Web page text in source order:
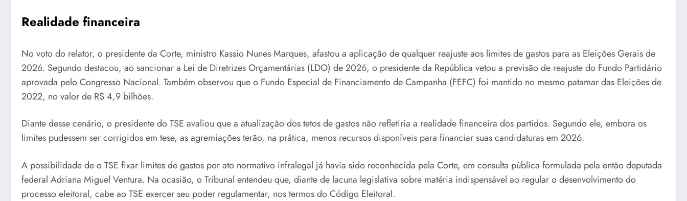
Realidade financeira
No voto do relator, o presidente da Corte, ministro Kassio Nunes Marques, afastou a aplicação de qualquer reajuste aos limites de gastos para as Eleições Gerais de
2026. Segundo destacou, ao sancionar a Lei de Diretrizes Orçamentárias (LDO) de 2026, o presidente da República vetou a previsão de reajuste do Fundo Partidário
aprovada pelo Congresso Nacional. Também observou que o Fundo Especial de Financiamento de Campanha (FEFC) foi mantido no mesmo patamar das Eleições de
2022, no valor de R$ 4,9 bilhões.
Diante desse cenário, o presidente do TSE avaliou que a atualização dos tetos de gastos não refletiria a realidade financeira dos partidos. Segundo ele, embora os
limites pudessem ser corrigidos em tese, as agremiações terão, na prática, menos recursos disponíveis para financiar suas candidaturas em 2026.
A possibilidade de o TSE fixar limites de gastos por ato normativo infralegal já havia sido reconhecida pela Corte, em consulta pública formulada pela então deputada
federal Adriana Miguel Ventura. Na ocasião, o Tribunal entendeu que, diante de lacuna legislativa sobre matéria indispensável ao regular o desenvolvimento do
processo eleitoral, cabe ao TSE exercer seu poder regulamentar, nos termos do Código Eleitoral.